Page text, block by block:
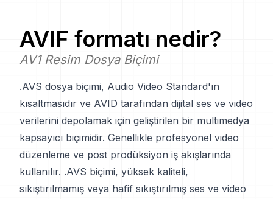
AVIF formatı nedir?
AV1 Resim Dosya Biçimi
.AVS dosya biçimi, Audio Video Standard'ın
kısaltmasıdır ve AVID tarafından dijital ses ve video
verilerini depolamak için geliştirilen bir multimedya
kapsayıcı biçimidir. Genellikle profesyonel video
düzenleme ve post prodüksiyon iş akışlarında
kullanılır. .AVS biçimi, yüksek kaliteli,
sıkıştırılmamış veya hafif sıkıştırılmış ses ve video